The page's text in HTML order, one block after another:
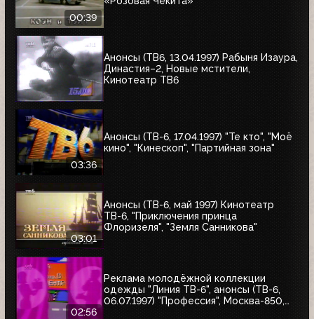
00:39
Анонсы (ТВ6, 13.04.1997) Рабыня Изаура,
Династия–2, Новые мстители,
Кинотеатр ТВ6
03:36
Анонсы (ТВ-6, 17.04.1997) "Те кто", "Моё
кино", "Кинескоп", "Партийная зона"
03:01
Анонсы (ТВ-6, май 1997) Кинотеатр
ТВ-6, "Приключения принца
Флоризеля", "Земля Санникова"
02:56
Реклама молодёжной коллекции
одежды "Линия ТВ-6", анонсы (ТВ-6,
06.07.1997) "Профессия", Москва-850,